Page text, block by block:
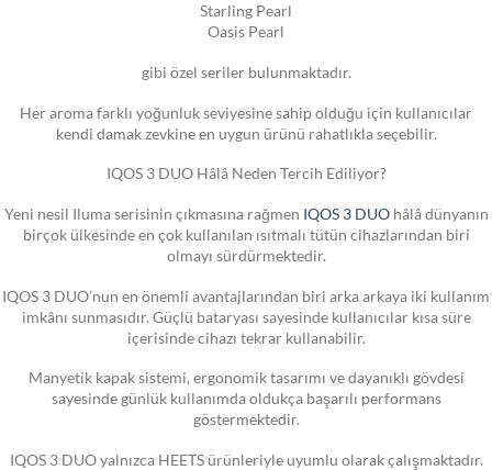
Starling Pearl
Oasis Pearl
gibi özel seriler bulunmaktadır.
Her aroma farklı yoğunluk seviyesine sahip olduğu için kullanıcılar
kendi damak zevkine en uygun ürünü rahatlıkla seçebilir.
IQOS 3 DUO Hâlâ Neden Tercih Ediliyor?
Yeni nesil Iluma serisinin çıkmasına rağmen IQOS 3 DUOhâlâ dünyanın
birçok ülkesinde en çok kullanılan ısıtmalı tütün cihazlarından biri
olmayı sürdürmektedir.
IQOS 3 DUO’nun en önemli avantajlarından biri arka arkaya iki kullanım
imkânı sunmasıdır. Güçlü bataryası sayesinde kullanıcılar kısa süre
içerisinde cihazı tekrar kullanabilir.
Manyetik kapak sistemi, ergonomik tasarımı ve dayanıklı gövdesi
sayesinde günlük kullanımda oldukça başarılı performans
göstermektedir.
IQOS 3 DUO yalnızca HEETS ürünleriyle uyumlu olarak çalışmaktadır.